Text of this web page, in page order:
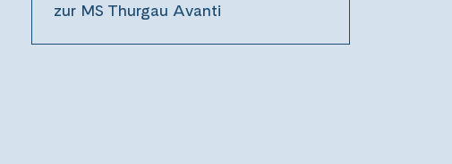
zur MS Thurgau Avanti